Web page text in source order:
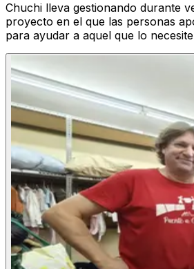
Chuchi lleva gestionando durante
proyecto en el que las personas
para ayudar a aquel que lo necesite